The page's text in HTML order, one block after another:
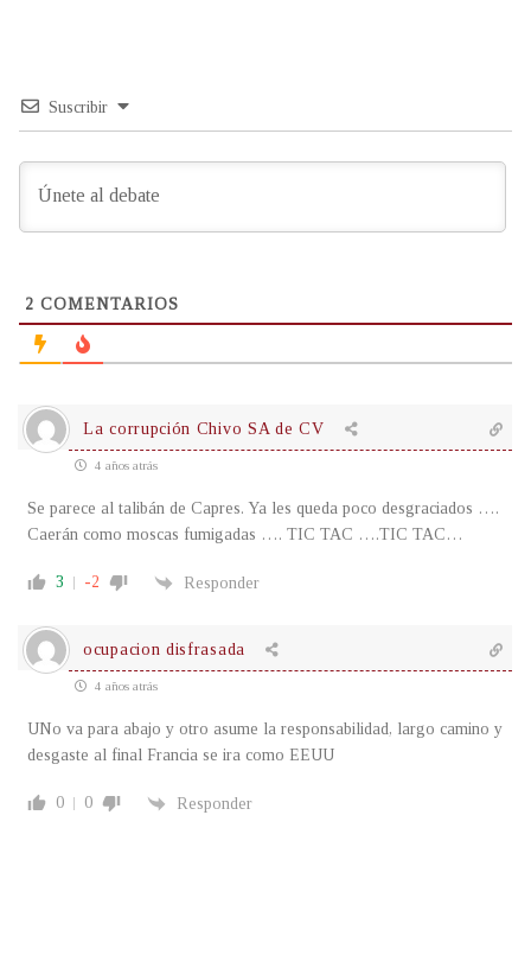
Suscribir
2 COMENTARIOS
La corrupción Chivo SA de CV
4 años atrás
Se parece al talibán de Capres. Ya les queda poco desgraciados ….
Caerán como moscas fumigadas …. TIC TAC ….TIC TAC…
3 -2 Responder
ocupacion disfrasada
4 años atrás
UNo va para abajo y otro asume la responsabilidad, largo camino y
desgaste al final Francia se ira como EEUU
0 0 Responder